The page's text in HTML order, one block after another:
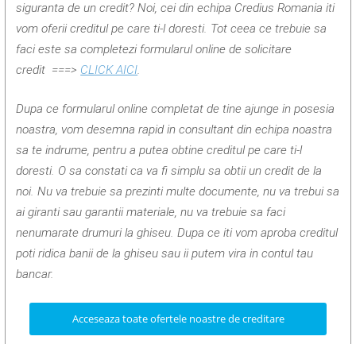
siguranta de un credit? Noi, cei din echipa Credius Romania iti
vom oferii creditul pe care ti-l doresti. Tot ceea ce trebuie sa
faci este sa completezi formularul online de solicitare
credit ===> CLICK AICI.
Dupa ce formularul online completat de tine ajunge in posesia
noastra, vom desemna rapid in consultant din echipa noastra
sa te indrume, pentru a putea obtine creditul pe care ti-l
doresti. O sa constati ca va fi simplu sa obtii un credit de la
noi. Nu va trebuie sa prezinti multe documente, nu va trebui sa
ai giranti sau garantii materiale, nu va trebuie sa faci
nenumarate drumuri la ghiseu. Dupa ce iti vom aproba creditul
poti ridica banii de la ghiseu sau ii putem vira in contul tau
bancar.
Acceseaza toate ofertele noastre de creditare